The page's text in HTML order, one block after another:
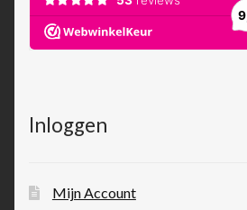
Inloggen
Mijn Account